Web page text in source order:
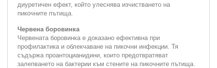
диуретичен ефект, който улеснява изчистването на
пикочните пътища.
Червена боровинка
Червената боровинка е доказано ефективна при
профилактика и облекчаване на пикочни инфекции. Тя
съдържа проантоцианидини, които предотвратяват
залепването на бактерии към стените на пикочните пътища.